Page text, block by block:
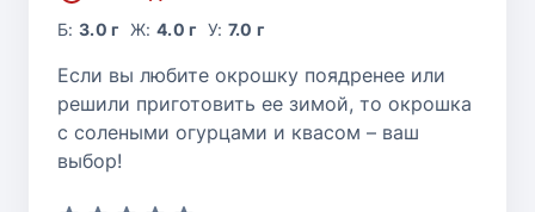
Б:3.0 г Ж: 4.0 г У: 7.0 г
Если вы любите окрошку поядренее или
решили приготовить ее зимой, то окрошка
с солеными огурцами и квасом – ваш
выбор!